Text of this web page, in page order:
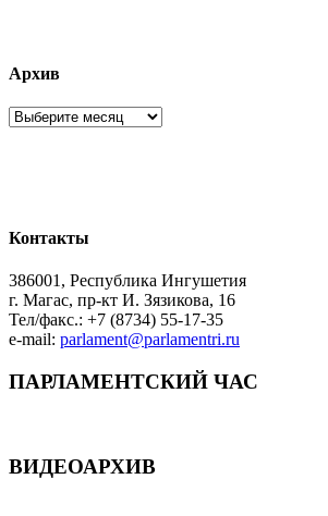
Архив
Архив
Контакты
386001, Республика Ингушетия
г. Магас, пр-кт И. Зязикова, 16
Тел/факс.: +7 (8734) 55-17-35
e-mail: parlament@parlamentri.ru
ПАРЛАМЕНТСКИЙ ЧАС
ВИДЕОАРХИВ